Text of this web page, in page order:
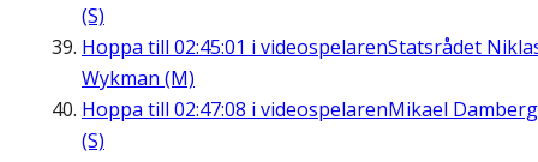
(S)
Hoppa till 02:45:01 i videospelarenStatsrådet
Wykman (M)
Hoppa till 02:47:08 i videospelarenMikael Damberg
(S)